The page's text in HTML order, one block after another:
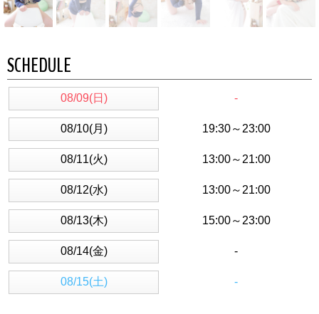
SCHEDULE
08/09(日) -
08/10(月) 19:30～23:00
08/11(火) 13:00～21:00
08/12(水) 13:00～21:00
08/13(木) 15:00～23:00
08/14(金) -
08/15(土) -